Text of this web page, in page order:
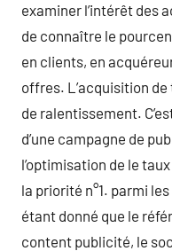
examiner l’intérêt des
de connaître le
en clients, en
offres. L’acquisition de
de ralentissement.
d’une campagne de
l’optimisation de le
la priorité n°1. parmi
étant donné que le
content publicité, le